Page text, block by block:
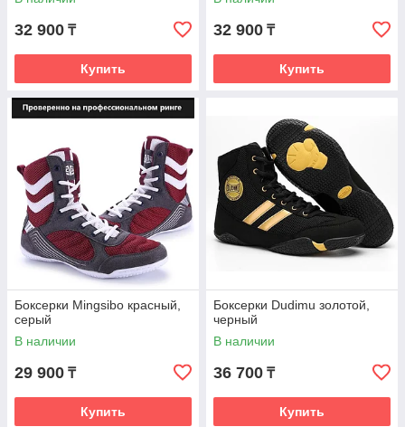
32 900 ₸
Купить
32 900 ₸
Купить
Боксерки Mingsibo красный,
серый
В наличии
29 900 ₸
Купить
Боксерки Dudimu золотой,
черный
В наличии
36 700 ₸
Купить